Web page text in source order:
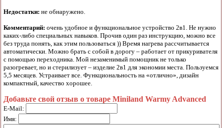
Недостатки: не обнаружено.
Комментарий: очень удобное и функциональное устройство 2в1. Не нужно
каких-либо специальных навыков. Прочив один раз инструкцию, можно все
без труда понять, как этим пользоваться )) Время нагрева рассчитывается
автоматически. Можно брать с собой в дорогу – работает от прикуривателя
с помощью переходника. Мой незаменимый помощник не только
разогревает, но и стерилизует – изделие 2в1 для экономии места. Пользуемся
5,5 месяцев. Устраивает все. Функциональность на «отлично», дизайн
компактный, качество хорошее.
Добавьте свой отзыв о товаре Miniland Warmy Advanced
E-Mail:
Имя: